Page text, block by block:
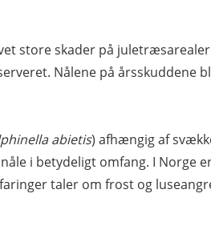
store skader på juletræsarealer
Nålene på årsskuddene
abietis) afhængig af
i betydeligt omfang. I Norge
taler om frost og